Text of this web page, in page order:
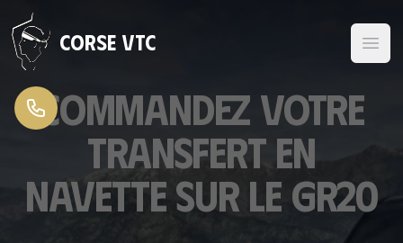
Aller au contenu
Corse VTC
Commandez votre
transfert en
navette sur le GR20